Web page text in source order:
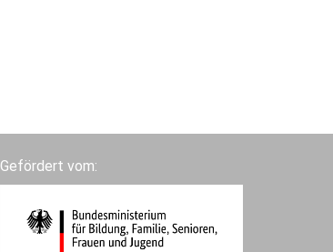
Gefördert vom: